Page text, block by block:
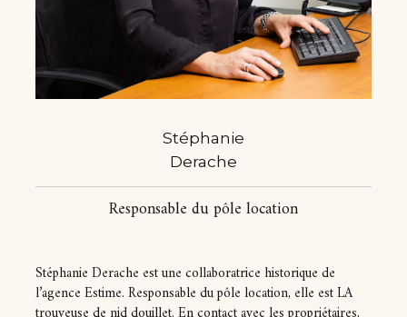
Stéphanie
Derache
Responsable du pôle location
Stéphanie Derache est une collaboratrice historique de
l’agence Estime. Responsable du pôle location, elle est LA